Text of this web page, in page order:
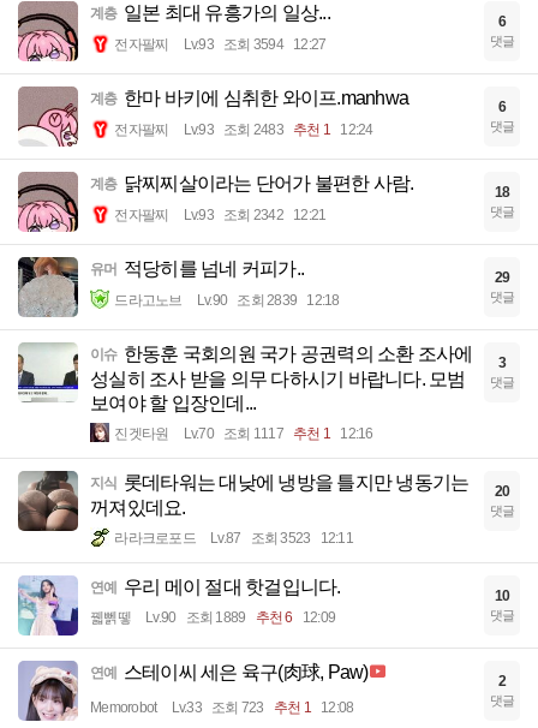
계층 일본 최대 유흥가의 일상...
전자팔찌 Lv.93 조회 3594 12:27
6
댓글
계층 한마 바키에 심취한 와이프.manhwa
전자팔찌 Lv.93 조회 2483 추천 1 12:24
6
댓글
계층 닭찌찌살이라는 단어가 불편한 사람.
전자팔찌 Lv.93 조회 2342 12:21
18
댓글
유머 적당히를 넘네 커피가..
드라고노브 Lv.90 조회 2839 12:18
29
댓글
이슈 한동훈 국회의원 국가 공권력의 소환 조사에
성실히 조사 받을 의무 다하시기 바랍니다. 모범
보여야 할 입장인데...
진겟타원 Lv.70 조회 1117 추천 1 12:16
3
댓글
지식 롯데타워는 대낮에 냉방을 틀지만 냉동기는
꺼져있데요.
라라크로포드 Lv.87 조회 3523 12:11
20
댓글
연예 우리 메이 절대 핫걸입니다.
꿻뻵뗗 Lv.90 조회 1889 추천 6 12:09
10
댓글
연예 스테이씨 세은 육구(肉球, Paw)
Memorobot Lv.33 조회 723 추천 1 12:08
2
댓글